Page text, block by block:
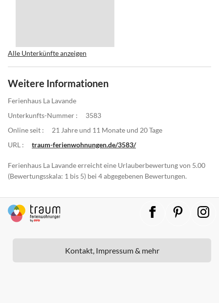
Alle Unterkünfte anzeigen
Weitere Informationen
Ferienhaus La Lavande
Unterkunfts-Nummer :
3583
Online seit :
21 Jahre und 11 Monate und 20 Tage
URL :
traum-ferienwohnungen.de/3583/
Ferienhaus La Lavande erreicht eine Urlauberbewertung von 5.00
(Bewertungsskala: 1 bis 5) bei 4 abgegebenen Bewertungen.
Kontakt, Impressum & mehr